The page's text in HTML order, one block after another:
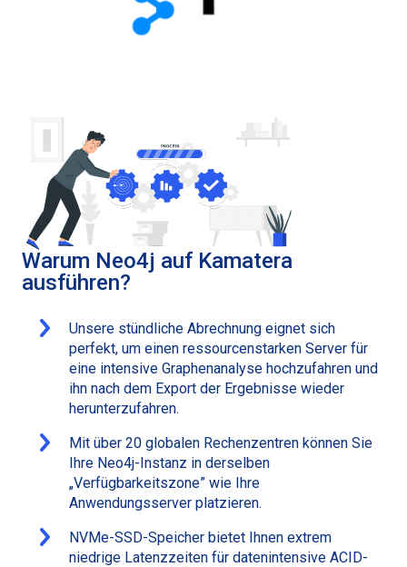
Warum Neo4j auf Kamatera
ausführen?
Unsere stündliche Abrechnung eignet sich
perfekt, um einen ressourcenstarken Server für
eine intensive Graphenanalyse hochzufahren und
ihn nach dem Export der Ergebnisse wieder
herunterzufahren.
Mit über 20 globalen Rechenzentren können Sie
Ihre Neo4j-Instanz in derselben
„Verfügbarkeitszone” wie Ihre
Anwendungsserver platzieren.
NVMe-SSD-Speicher bietet Ihnen extrem
niedrige Latenzzeiten für datenintensive ACID-